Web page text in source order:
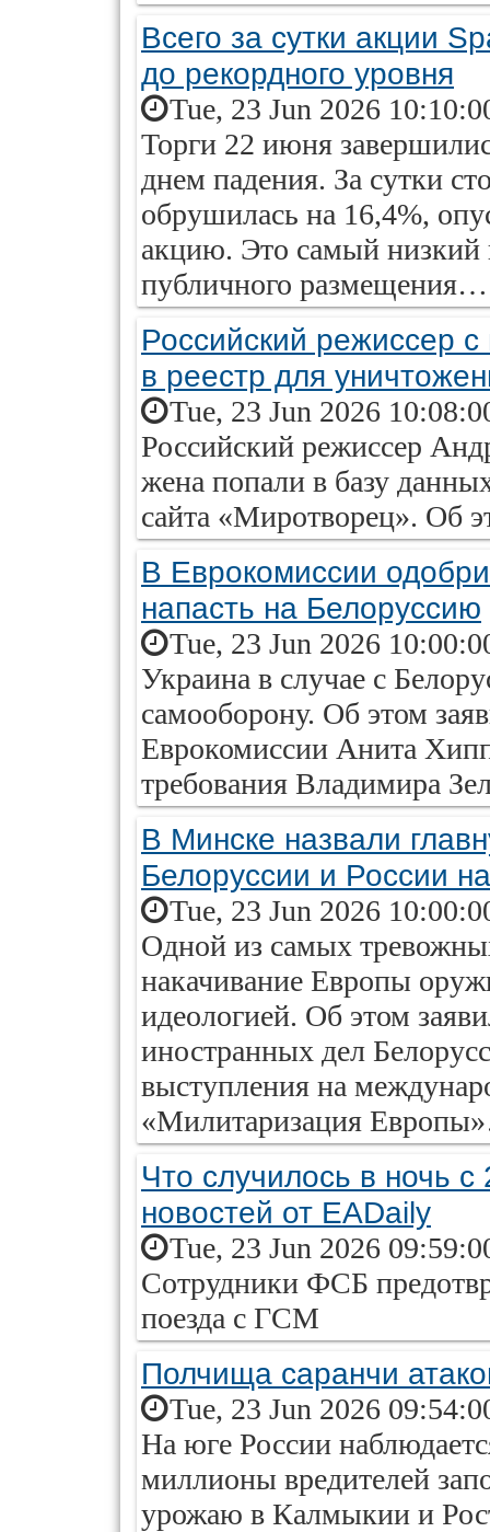
Всего за сутки акции
до рекордного уровня
Tue, 23 Jun 2026
Торги 22 июня
днем падения. За сутки
обрушилась на 16,4%,
акцию. Это самый низкий
публичного размещения…
Российский режиссер
в реестр для
Tue, 23 Jun 2026
Российский режиссер
жена попали в базу
сайта «Миротворец». Об
В Еврокомиссии
напасть на Белоруссию
Tue, 23 Jun 2026
Украина в случае с
самооборону. Об этом
Еврокомиссии Анита
требования Владимира
В Минске назвали
Белоруссии и России
Tue, 23 Jun 2026
Одной из самых
накачивание Европы
идеологией. Об этом
иностранных дел
выступления на
«Милитаризация
Что случилось в ночь
новостей от EADaily
Tue, 23 Jun 2026
Сотрудники ФСБ
поезда с ГСМ
Полчища саранчи
Tue, 23 Jun 2026
На юге России
миллионы вредителей
урожаю в Калмыкии и